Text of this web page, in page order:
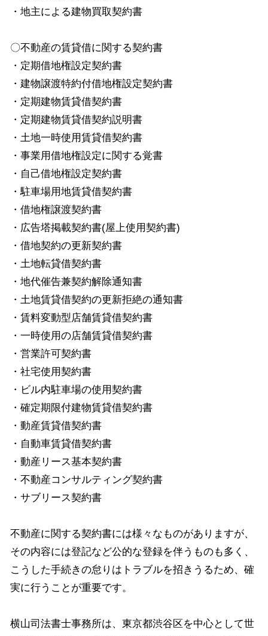
・地主による建物買取契約書
〇不動産の賃貸借に関する契約書
・定期借地権設定契約書
・建物譲渡特約付借地権設定契約書
・定期建物賃貸借契約書
・定期建物賃貸借契約説明書
・土地一時使用賃貸借契約書
・事業用借地権設定に関する覚書
・自己借地権設定契約書
・駐車場用地賃貸借契約書
・借地権譲渡契約書
・広告塔掲載契約書(屋上使用契約書)
・借地契約の更新契約書
・土地転貸借契約書
・地代催告兼契約解除通知書
・土地賃貸借契約の更新拒絶の通知書
・賃料変動型店舗賃貸借契約書
・一時使用の店舗賃貸借契約書
・営業許可契約書
・社宅使用契約書
・ビル内駐車場の使用契約書
・確定期限付建物賃貸借契約書
・動産賃貸借契約書
・自動車賃貸借契約書
・動産リース基本契約書
・不動産コンサルティング契約書
・サブリース契約書
不動産に関する契約書には様々なものがありますが、
その内容には登記など公的な登録を伴うものも多く、
こうした手続きの怠りはトラブルを招きうるため、確
実に行うことが重要です。
横山司法書士事務所は、東京都渋谷区を中心として世